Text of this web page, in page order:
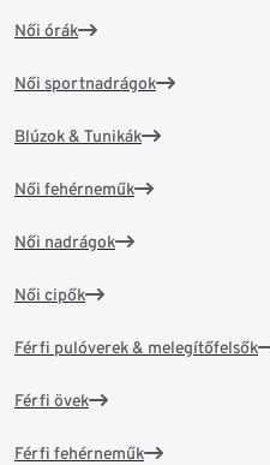
Női órák
Női sportnadrágok
Blúzok & Tunikák
Női fehérneműk
Női nadrágok
Női cipők
Férfi pulóverek & melegítőfelsők
Férfi övek
Férfi fehérneműk